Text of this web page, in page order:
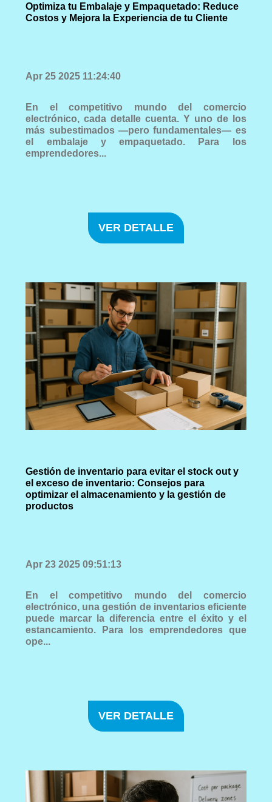
Optimiza tu Embalaje y Empaquetado: Reduce
Costos y Mejora la Experiencia de tu Cliente
Apr 25 2025 11:24:40
En el competitivo mundo del comercio
electrónico, cada detalle cuenta. Y uno de los
más subestimados —pero fundamentales— es
el embalaje y empaquetado. Para los
emprendedores...
VER DETALLE
Gestión de inventario para evitar el stock out y
el exceso de inventario: Consejos para
optimizar el almacenamiento y la gestión de
productos
Apr 23 2025 09:51:13
En el competitivo mundo del comercio
electrónico, una gestión de inventarios eficiente
puede marcar la diferencia entre el éxito y el
estancamiento. Para los emprendedores que
ope...
VER DETALLE